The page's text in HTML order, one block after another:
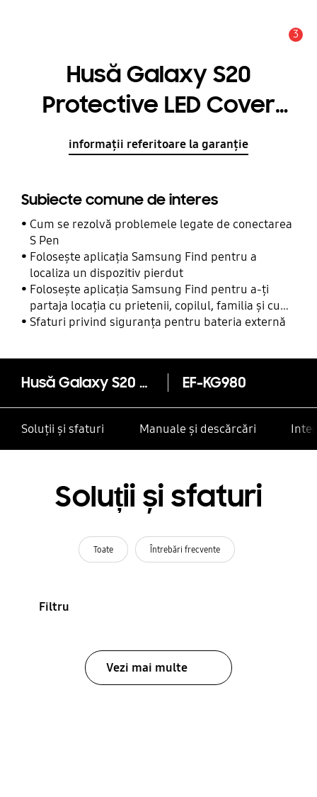
3
Husă Galaxy S20
Protective LED Cover
Pink
informații referitoare la garanție
Subiecte comune de interes
Cum se rezolvă problemele legate de conectarea
S Pen
Folosește aplicația Samsung Find pentru a
localiza un dispozitiv pierdut
Folosește aplicația Samsung Find pentru a-ți
partaja locația cu prietenii, copilul, familia și cu
alte contacte
Sfaturi privind siguranța pentru bateria externă
Husă Galaxy S20 Protective LED Cover Pink EF-KG980
Soluții și sfaturi Manuale și descărcări
Soluții și sfaturi
Toate Întrebări frecvente
Filtru
Vezi mai multe